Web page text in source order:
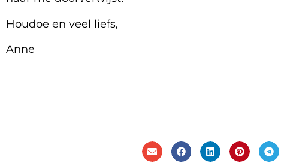
Houdoe en veel liefs,
Anne